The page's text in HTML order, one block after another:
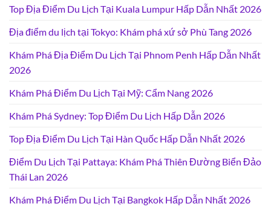
Top Địa Điểm Du Lịch Tại Kuala Lumpur Hấp Dẫn Nhất 2026
Địa điểm du lịch tại Tokyo: Khám phá xứ sở Phù Tang 2026
Khám Phá Địa Điểm Du Lịch Tại Phnom Penh Hấp Dẫn Nhất
2026
Khám Phá Điểm Du Lịch Tại Mỹ: Cẩm Nang 2026
Khám Phá Sydney: Top Điểm Du Lịch Hấp Dẫn 2026
Top Địa Điểm Du Lịch Tại Hàn Quốc Hấp Dẫn Nhất 2026
Điểm Du Lịch Tại Pattaya: Khám Phá Thiên Đường Biển Đảo
Thái Lan 2026
Khám Phá Điểm Du Lịch Tại Bangkok Hấp Dẫn Nhất 2026